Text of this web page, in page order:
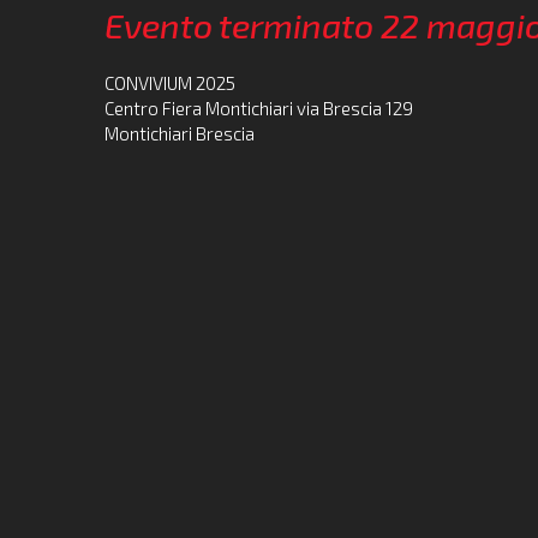
Evento terminato 22
CONVIVIUM 2025
Centro Fiera Montichiari via Brescia 129
Montichiari Brescia